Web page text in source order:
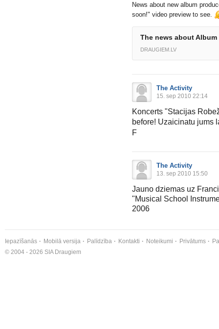
News about new album
soon!" video preview to see.
The news about Album
DRAUGIEM.LV
The Activity
15. sep 2010 22:14
Koncerts "Stacijas
before! Uzaicinatu jums
F
The Activity
13. sep 2010 15:50
Jauno dziemas uz
"Musical School
2006
Iepazīšanās Mobilā versija Palīdzība Kontakti Noteikumi Privātums
© 2004 - 2026 SIA Draugiem